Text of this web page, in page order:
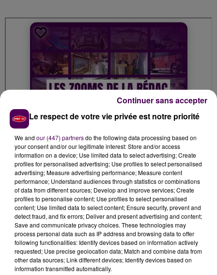
Le respect de votre vie privée est notre priorité
We and our (447) partnersdo the following data processing based on
your consent and/or our legitimate interest: Store and/or access
information on a device; Use limited data to select advertising; Create
profiles for personalised advertising; Use profiles to select personalised
advertising; Measure advertising performance; Measure content
performance; Understand audiences through statistics or combinations
of data from different sources; Develop and improve services; Create
profiles to personalise content; Use profiles to select personalised
content; Use limited data to select content; Ensure security, prevent and
detect fraud, and fix errors; Deliver and present advertising and content;
Save and communicate privacy choices. These technologies may
process personal data such as IP address and browsing data to offer
following functionalities: Identify devices based on information actively
requested; Use precise geolocation data; Match and combine data from
other data sources; Link different devices; Identify devices based on
information transmitted automatically.
Continuer sans accepter